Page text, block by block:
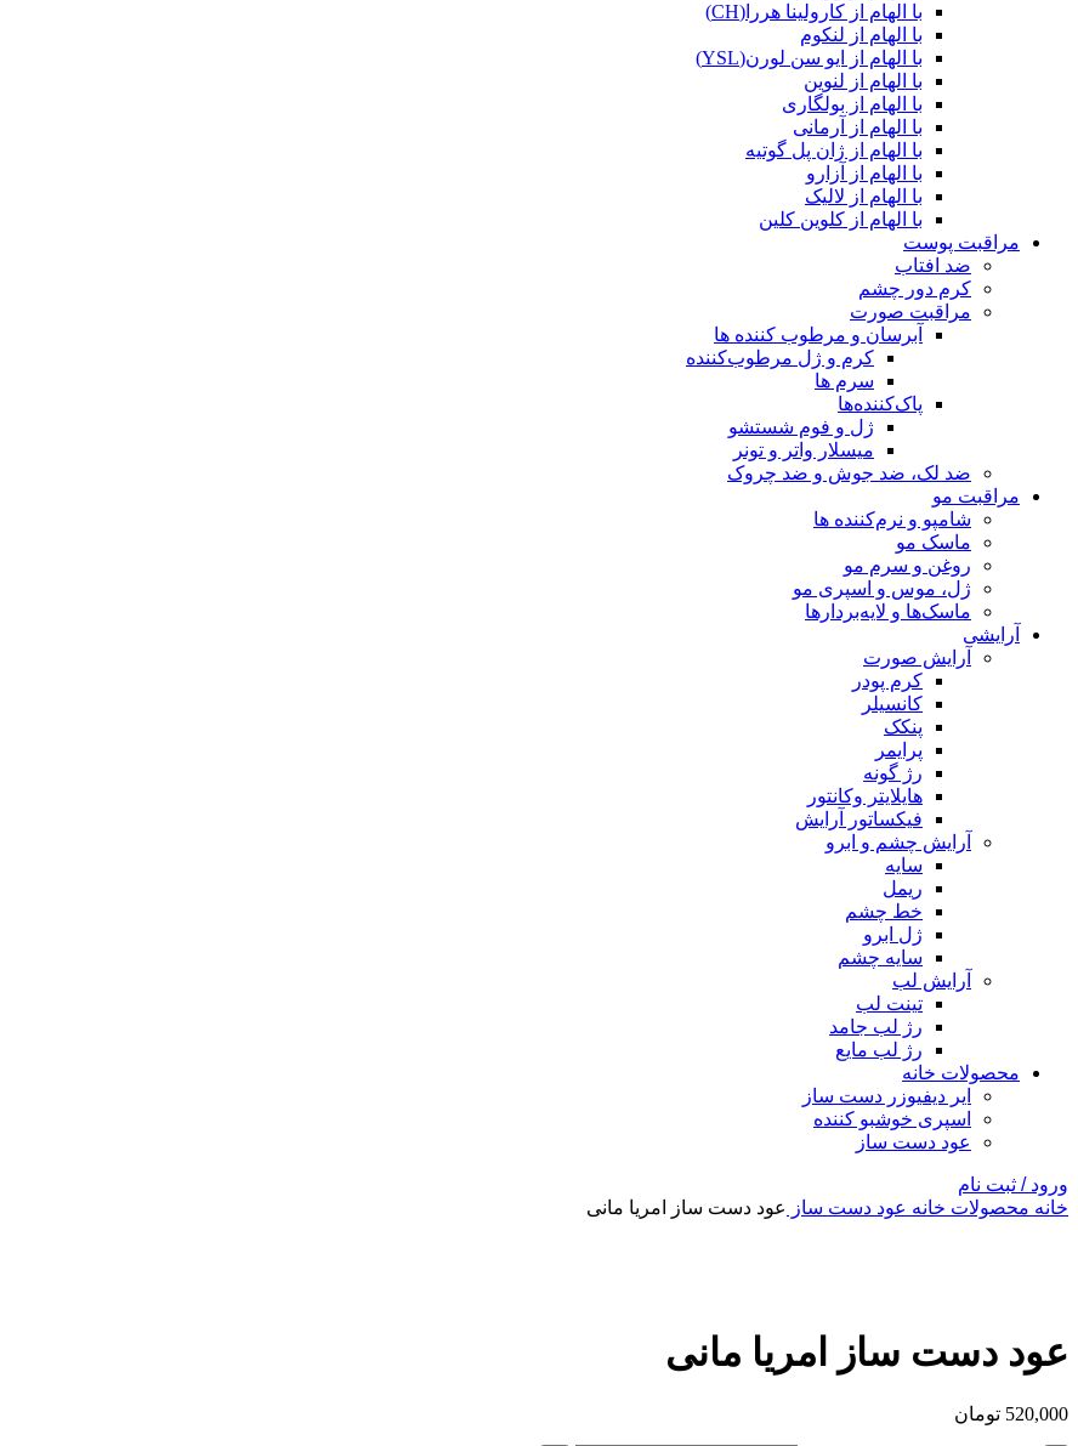
با الهام از کارولینا هررا(CH)
با الهام از لنکوم
با الهام از ایو سن لورن(YSL)
با الهام از لنوین
با الهام از بولگاری
با الهام از آرمانی
با الهام از ژان پل گوتیه
با الهام از آزارو
با الهام از لالیک
با الهام از کلوین کلین
مراقبت پوست
ضد افتاب
کرم دور چشم
مراقبت صورت
آبرسان و مرطوب کننده ها
کرم و ژل مرطوب‌کننده
سرم ها
پاک‌کننده‌ها
ژل و فوم شستشو
میسلار واتر و تونر
ضد لک، ضد جوش و ضد چروک
مراقبت مو
شامپو و نرم‌کننده ها
ماسک مو
روغن و سرم مو
ژل، موس و اسپری مو
ماسک‌ها و لایه‌بردارها
آرایشی
آرایش صورت
کرم پودر
کانسیلر
پنکک
پرایمر
رژ گونه
هایلایتر وکانتور
فیکساتور آرایش
آرایش چشم و ابرو
سایه
ریمل
خط چشم
ژل ابرو
سایه چشم
آرایش لب
تینت لب
رژ لب جامد
رژ لب مایع
محصولات خانه
ایر دیفیوزر دست ساز
اسپری خوشبو کننده
عود دست ساز
ورود / ثبت نام
خانه محصولات خانه عود دست ساز عود دست ساز امریا مانی
عود دست ساز امریا مانی
520,000 تومان